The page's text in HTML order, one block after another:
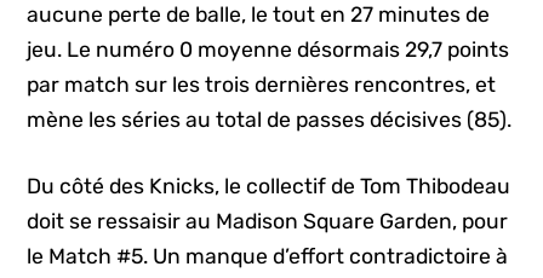
aucune perte de balle, le tout en 27 minutes de
jeu. Le numéro 0 moyenne désormais 29,7 points
par match sur les trois dernières rencontres, et
mène les séries au total de passes décisives (85).
Du côté des Knicks, le collectif de Tom Thibodeau
doit se ressaisir au Madison Square Garden, pour
le Match #5. Un manque d’effort contradictoire à